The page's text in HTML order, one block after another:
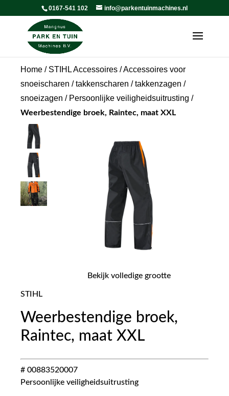
0167-541 102 info@parkentuinmachines.nl
Home / STIHL Accessoires /Accessoires voor
snoeischaren / takkenscharen / takkenzagen /
snoeizagen / Persoonlijke veiligheidsuitrusting /
Weerbestendige broek, Raintec, maat XXL
Bekijk volledige grootte
STIHL
Weerbestendige broek,
Raintec, maat XXL
# 00883520007
Persoonlijke veiligheidsuitrusting